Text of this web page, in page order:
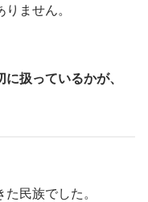
ません。
扱っているかが、
民族でした。